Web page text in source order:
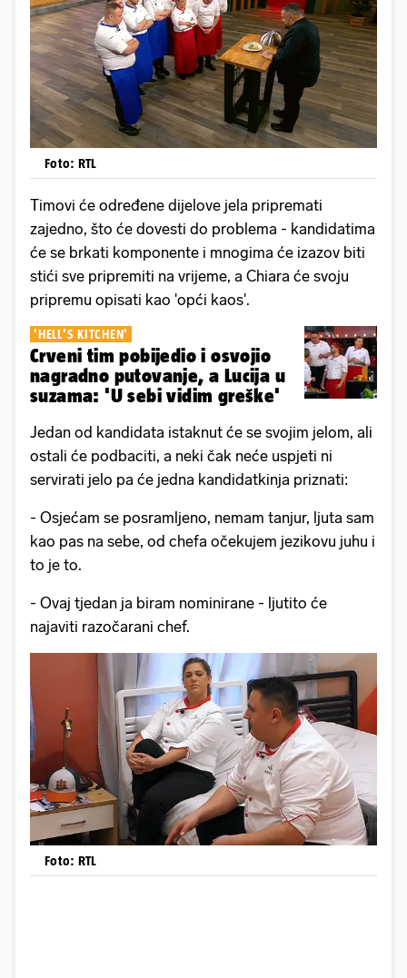
Foto: RTL
Timovi će određene dijelove jela pripremati
zajedno, što će dovesti do problema - kandidatima
će se brkati komponente i mnogima će izazov biti
stići sve pripremiti na vrijeme, a Chiara će svoju
pripremu opisati kao 'opći kaos'.
'HELL'S KITCHEN'
Crveni tim pobijedio i osvojio
nagradno putovanje, a Lucija u
suzama: 'U sebi vidim greške'
Jedan od kandidata istaknut će se svojim jelom, ali
ostali će podbaciti, a neki čak neće uspjeti ni
servirati jelo pa će jedna kandidatkinja priznati:
- Osjećam se posramljeno, nemam tanjur, ljuta sam
kao pas na sebe, od chefa očekujem jezikovu juhu i
to je to.
- Ovaj tjedan ja biram nominirane - ljutito će
najaviti razočarani chef.
Foto: RTL